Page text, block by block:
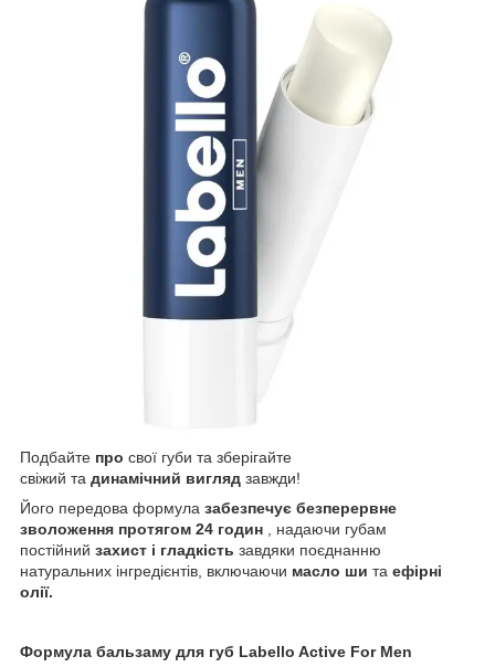
Подбайте про свої губи та зберігайте
свіжий та динамічний вигляд завжди!
Його передова формула забезпечує безперервне
зволоження протягом 24 годин , надаючи губам
постійний захист і гладкість завдяки поєднанню
натуральних інгредієнтів, включаючи масло ши та ефірні
олії.
Формула бальзаму для губ Labello Active For Men